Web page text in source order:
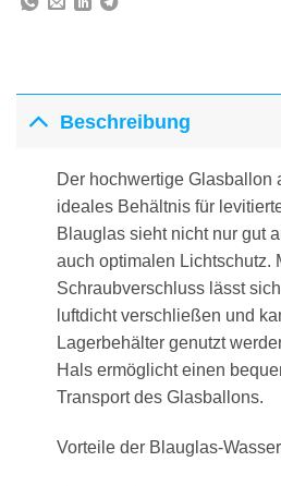
Beschreibung
Der hochwertige Glasballon
ideales Behältnis für
Blauglas sieht nicht nur gut
auch optimalen Lichtschutz.
Schraubverschluss lässt
luftdicht verschließen und
Lagerbehälter genutzt
Hals ermöglicht einen
Transport des Glasballons.
Vorteile der Blauglas-